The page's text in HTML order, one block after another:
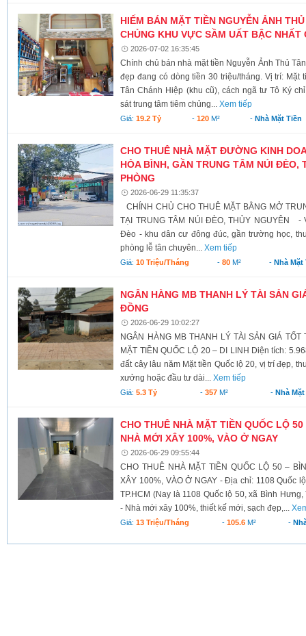
HIẾM BÁN MẶT TIỀN NGUYỄN ẢNH
CHỦNG KHU VỰC SẦM UẤT BẬC NHẤT
2026-07-02 16:35:45
Chính chủ bán nhà mặt tiền Nguyễn Ảnh Thủ
đẹp đang có dòng tiền 30 triệu/tháng. Vị trí:
Tân Chánh Hiệp (khu cũ), cách ngã tư Tô Ký
sát trung tâm tiêm chủng...Xem tiếp
Giá:19.2 Tỷ - 120M² -Nhà Mặt Tiền
CHO THUÊ NHÀ MẶT ĐƯỜNG KINH
HÒA BÌNH, GẦN TRUNG TÂM NÚI ĐÈO,
PHÒNG
2026-06-29 11:35:37
CHÍNH CHỦ CHO THUÊ MẶT BẰNG MỞ
TẠI TRUNG TÂM NÚI ĐÈO, THỦY NGUYÊN -
Đèo - khu dân cư đông đúc, gần trường học,
phòng lễ tân chuyên...Xem tiếp
Giá:10 Triệu/tháng -80 M² - Nhà Mặt
NGÂN HÀNG MB THANH LÝ TÀI SẢN
ĐỒNG
2026-06-29 10:02:27
NGÂN HÀNG MB THANH LÝ TÀI SẢN GIÁ
MẶT TIỀN QUỐC LỘ 20 – DI LINH Diện tích:
đất cây lâu năm Mặt tiền Quốc lộ 20, vị trí đẹp,
xưởng hoặc đầu tư dài...Xem tiếp
Giá:5.3 Tỷ - 357M² -Nhà
CHO THUÊ NHÀ MẶT TIỀN QUỐC LỘ
NHÀ MỚI XÂY 100%, VÀO Ở NGAY
2026-06-29 09:55:44
CHO THUÊ NHÀ MẶT TIỀN QUỐC LỘ 50 –
XÂY 100%, VÀO Ở NGAY - Địa chỉ: 1108 Quốc
TP.HCM (Nay là 1108 Quốc lộ 50, xã Bình
- Nhà mới xây 100%, thiết kế mới, sạch đẹp,...
Giá:13 Triệu/tháng - 105.6M² -